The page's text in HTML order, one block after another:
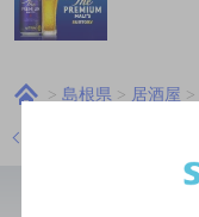
島根県 居酒屋